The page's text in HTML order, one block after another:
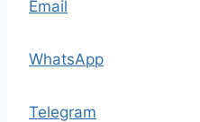
Email
WhatsApp
Telegram